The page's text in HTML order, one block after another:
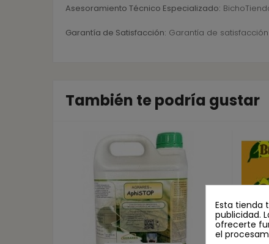
Asesoramiento Técnico Especializado:
Garantía de Satisfacción: Garantía de
También te podría gustar
Esta tienda
publicidad.
ofrecerte
el